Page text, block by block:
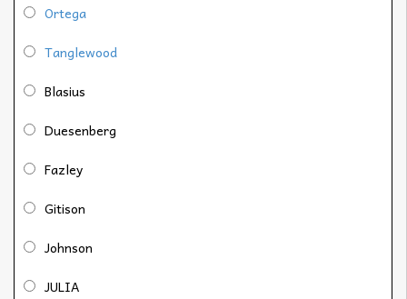
Ortega
Tanglewood
Blasius
Duesenberg
Fazley
Gitison
Johnson
JULIA